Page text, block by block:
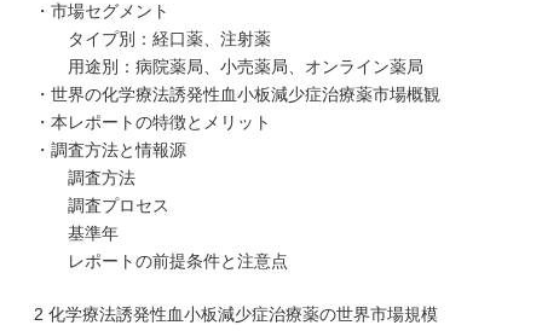
・市場セグメント
タイプ別：経口薬、注射薬
用途別：病院薬局、小売薬局、オンライン薬局
・世界の化学療法誘発性血小板減少症治療薬市場概観
・本レポートの特徴とメリット
・調査方法と情報源
調査方法
調査プロセス
基準年
レポートの前提条件と注意点
2 化学療法誘発性血小板減少症治療薬の世界市場規模